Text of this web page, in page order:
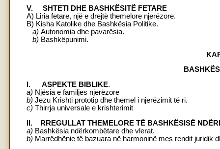
V. SHTETI DHE BASHKËSITË FETARE
A) Liria fetare, një e drejtë themelore njerëzore.
B) Kisha Katolike dhe Bashkësia Politike.
a) Autonomia dhe pavarësia.
b) Bashkëpunimi.
I. ASPEKTE BIBLIKE.
a) Njësia e familjes njerëzore
b) Jezu Krishti prototip dhe themel i njerëzimit të ri.
c) Thirrja universale e krishterimit
II. RREGULLAT THEMELORE TË BASHKËSISË
a) Bashkësia ndërkombëtare dhe vlerat.
b) Marrëdhënie të bazuara në harmoninë mes rendit juridik